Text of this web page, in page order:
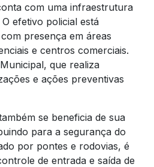
com uma infraestrutura
efetivo policial está
presença em áreas
e centros comerciais.
que realiza
e ações preventivas
se beneficia de sua
para a segurança do
por pontes e rodovias, é
de entrada e saída de